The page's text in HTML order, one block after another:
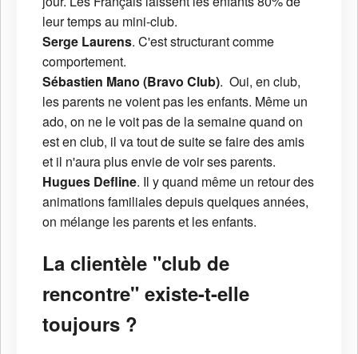
leur temps au mini-club.
Serge Laurens. C'est structurant comme
comportement.
Sébastien Mano (Bravo Club). Oui, en club,
les parents ne voient pas les enfants. Même un
ado, on ne le voit pas de la semaine quand on
est en club, il va tout de suite se faire des amis
et il n'aura plus envie de voir ses parents.
Hugues Defline. Il y quand même un retour des
animations familiales depuis quelques années,
on mélange les parents et les enfants.
La clientèle "club de
rencontre" existe-t-elle
toujours ?